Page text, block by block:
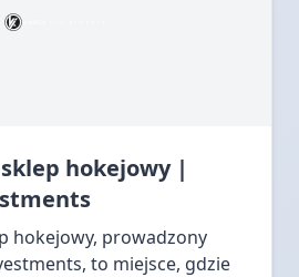
hokejowy |
hokejowy, prowadzony
to miejsce, gdzie